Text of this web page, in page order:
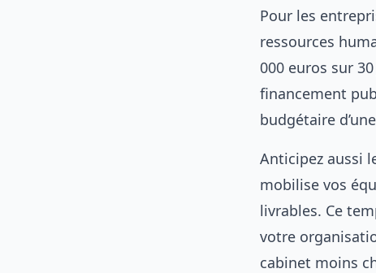
Pour les
ressources
000 euros sur
financement
budgétaire
Anticipez aussi
mobilise vos
livrables. Ce
votre
cabinet moins